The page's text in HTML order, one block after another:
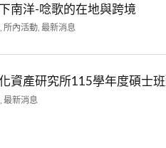
南洋-唸歌的在地與跨境
, 所內活動, 最新消息
資產研究所115學年度碩士
最新消息